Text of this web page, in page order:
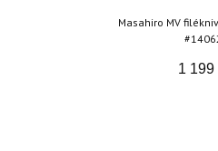
Masahiro MV
1 199